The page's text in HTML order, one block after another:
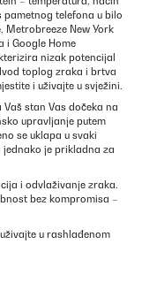
telefona u bilo
Metrobreeze New York
i Google Home
nizak potencijal
toplog zraka i brtva
i uživajte u svježini.
stan Vas dočeka na
upravljanje putem
se uklapa u svaki
jednako je prikladna za
i odvlaživanje zraka.
bez kompromisa –
u rashlađenom